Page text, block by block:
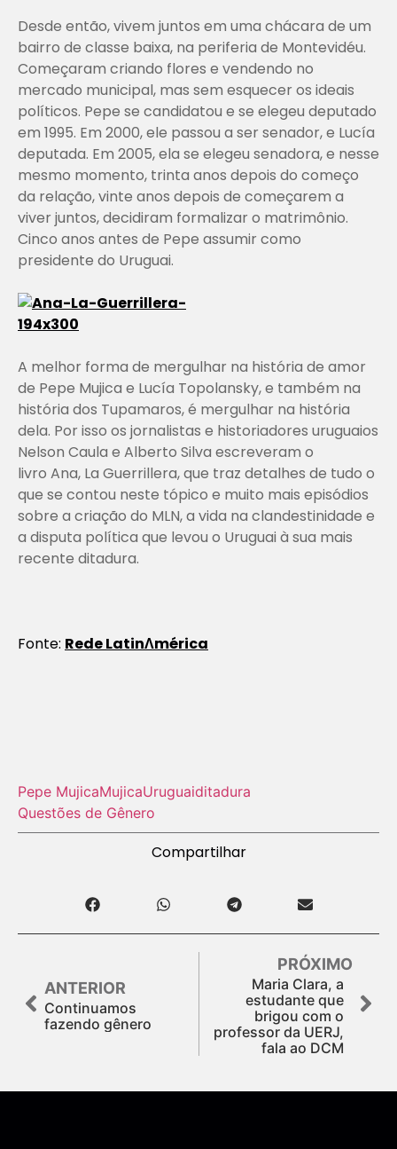
Desde então, vivem juntos em uma chácara de um
bairro de classe baixa, na periferia de Montevidéu.
Começaram criando flores e vendendo no
mercado municipal, mas sem esquecer os ideais
políticos. Pepe se candidatou e se elegeu deputado
em 1995. Em 2000, ele passou a ser senador, e Lucía
deputada. Em 2005, ela se elegeu senadora, e nesse
mesmo momento, trinta anos depois do começo
da relação, vinte anos depois de começarem a
viver juntos, decidiram formalizar o matrimônio.
Cinco anos antes de Pepe assumir como
presidente do Uruguai.
A melhor forma de mergulhar na história de amor
de Pepe Mujica e Lucía Topolansky, e também na
história dos Tupamaros, é mergulhar na história
dela. Por isso os jornalistas e historiadores uruguaios
Nelson Caula e Alberto Silva escreveram o
livro Ana, La Guerrillera, que traz detalhes de tudo o
que se contou neste tópico e muito mais episódios
sobre a criação do MLN, a vida na clandestinidade e
a disputa política que levou o Uruguai à sua mais
recente ditadura.
Fonte: Rede LatinΛmérica
Pepe MujicaMujicaUruguaiditadura
Questões de Gênero
Compartilhar
ANTERIOR
Continuamos
fazendo gênero
PRÓXIMO
Maria Clara, a
estudante que
brigou com o
professor da UERJ,
fala ao DCM